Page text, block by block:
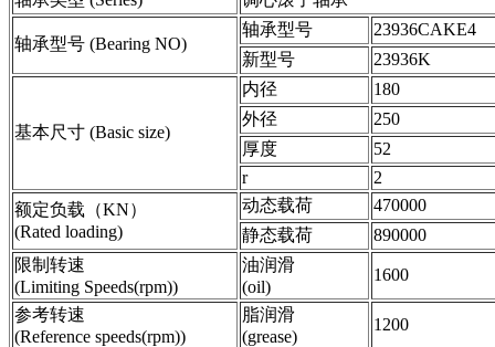
轴承型号 (Bearing NO)
轴承型号
23936CAKE4
新型号
23936K
基本尺寸 (Basic size)
内径
180
外径
250
厚度
52
r
2
额定负载（KN）
(Rated loading)
动态载荷
470000
静态载荷
890000
限制转速
(Limiting Speeds(rpm))
油润滑
(oil)
1600
参考转速
(Reference speeds(rpm))
脂润滑
(grease)
1200